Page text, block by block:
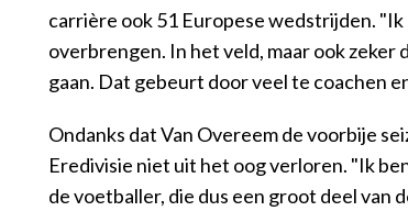
carrière ook 51 Europese wedstrijden. "Ik
overbrengen. In het veld, maar ook
gaan. Dat gebeurt door veel te coachen
Ondanks dat Van Overeem de voorbije
Eredivisie niet uit het oog verloren. "Ik
de voetballer, die dus een groot deel van